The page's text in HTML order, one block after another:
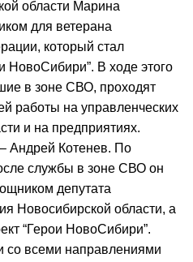
области Марина
для ветерана
который стал
НовоСибири”. В ходе этого
в зоне СВО, проходят
работы на управленческих
и на предприятиях.
Андрей Котенев. По
службы в зоне СВО он
депутата
Новосибирской области, а
“Герои НовоСибири”.
со всеми направлениями